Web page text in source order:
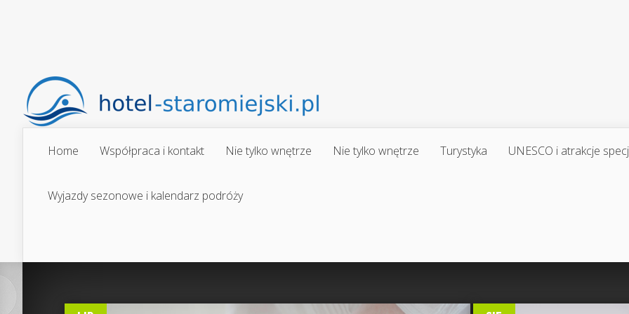
Home Współpraca i kontakt Nie tylko wnętrze Nie tylko wnętrze Turystyka UNESCO i atrakcje
Wyjazdy sezonowe i kalendarz podróży